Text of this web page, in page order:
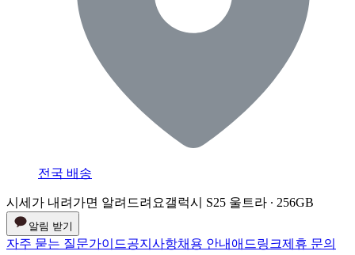
전국 배송
시세가 내려가면 알려드려요갤럭시 S25 울트라 ∙ 256GB
알림 받기
자주 묻는 질문가이드공지사항채용 안내 애드링크제휴 문의